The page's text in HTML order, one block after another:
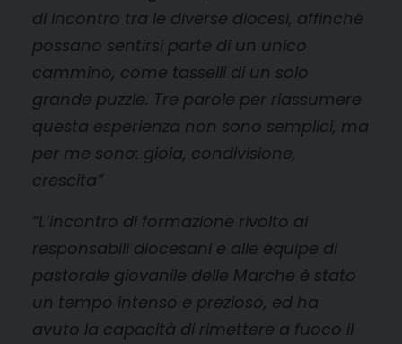
di incontro tra le diverse diocesi, affinché
possano sentirsi parte di un unico
cammino, come tasselli di un solo
grande puzzle. Tre parole per riassumere
questa esperienza non sono semplici, ma
per me sono: gioia, condivisione,
crescita”
“L’incontro di formazione rivolto ai
responsabili diocesani e alle équipe di
pastorale giovanile delle Marche è stato
un tempo intenso e prezioso, ed ha
avuto la capacità di rimettere a fuoco il